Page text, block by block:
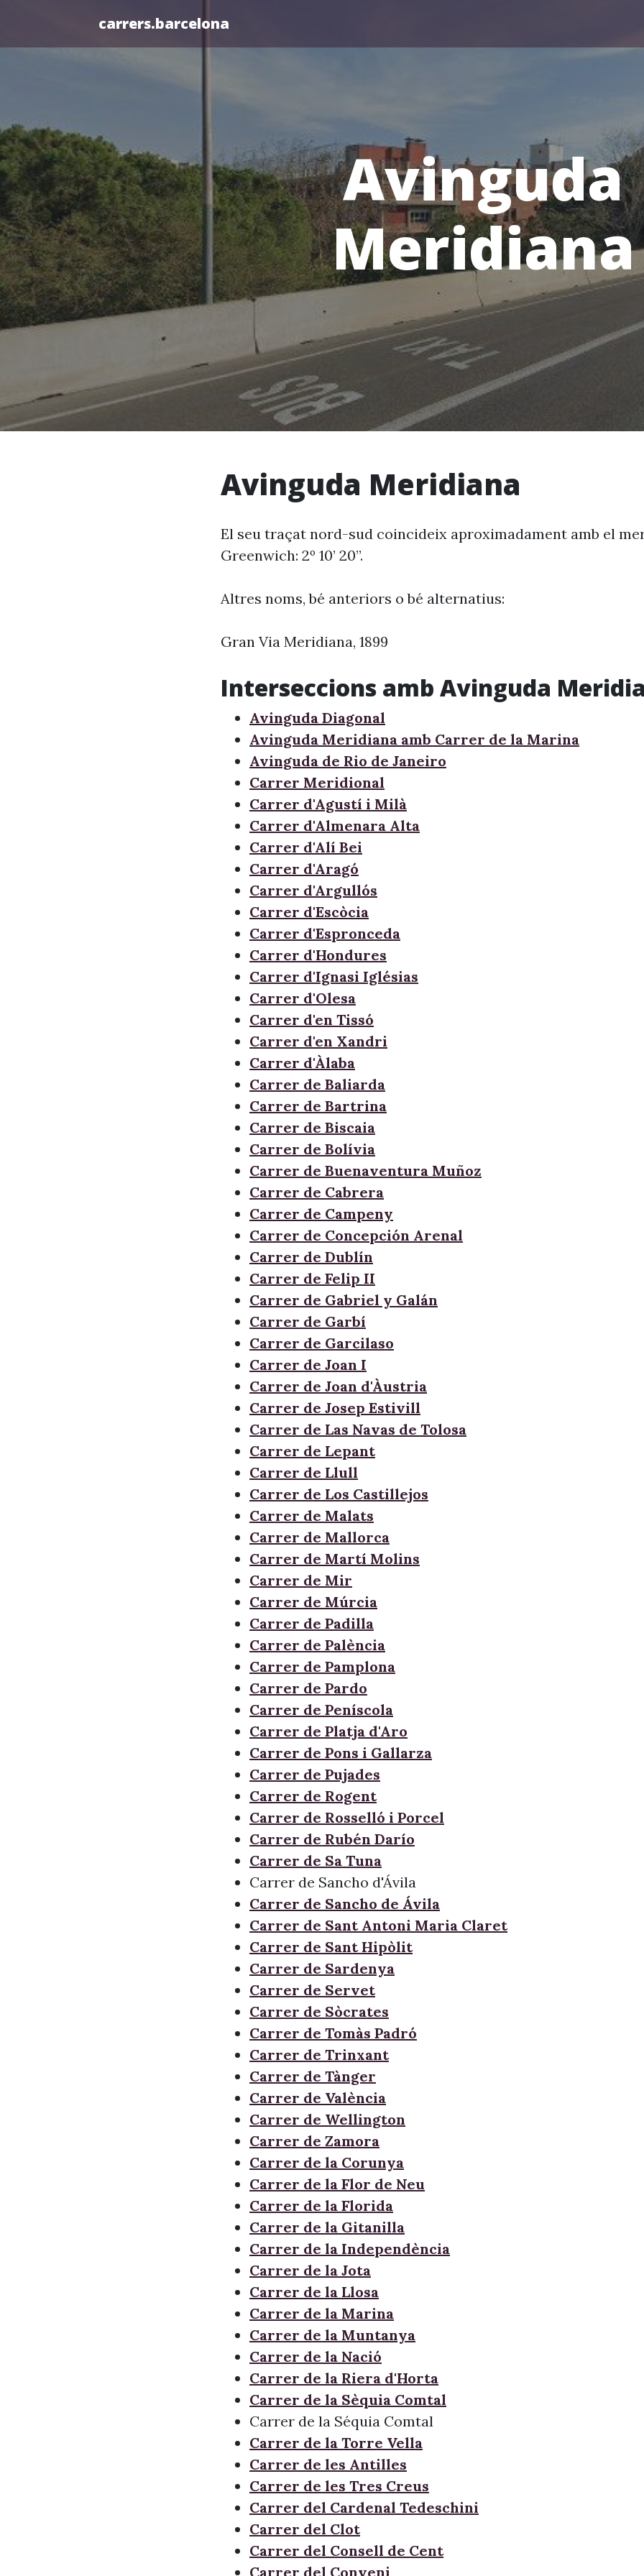
carrers.barcelona
Avinguda
Meridiana
Avinguda Meridiana
El seu traçat nord-sud coincideix aproximadament amb el
Greenwich: 2º 10’ 20’’.
Altres noms, bé anteriors o bé alternatius:
Gran Via Meridiana, 1899
Interseccions amb Avinguda
Avinguda Diagonal
Avinguda Meridiana amb Carrer de la Marina
Avinguda de Rio de Janeiro
Carrer Meridional
Carrer d'Agustí i Milà
Carrer d'Almenara Alta
Carrer d'Alí Bei
Carrer d'Aragó
Carrer d'Argullós
Carrer d'Escòcia
Carrer d'Espronceda
Carrer d'Hondures
Carrer d'Ignasi Iglésias
Carrer d'Olesa
Carrer d'en Tissó
Carrer d'en Xandri
Carrer d'Àlaba
Carrer de Baliarda
Carrer de Bartrina
Carrer de Biscaia
Carrer de Bolívia
Carrer de Buenaventura Muñoz
Carrer de Cabrera
Carrer de Campeny
Carrer de Concepción Arenal
Carrer de Dublín
Carrer de Felip II
Carrer de Gabriel y Galán
Carrer de Garbí
Carrer de Garcilaso
Carrer de Joan I
Carrer de Joan d'Àustria
Carrer de Josep Estivill
Carrer de Las Navas de Tolosa
Carrer de Lepant
Carrer de Llull
Carrer de Los Castillejos
Carrer de Malats
Carrer de Mallorca
Carrer de Martí Molins
Carrer de Mir
Carrer de Múrcia
Carrer de Padilla
Carrer de Palència
Carrer de Pamplona
Carrer de Pardo
Carrer de Peníscola
Carrer de Platja d'Aro
Carrer de Pons i Gallarza
Carrer de Pujades
Carrer de Rogent
Carrer de Rosselló i Porcel
Carrer de Rubén Darío
Carrer de Sa Tuna
Carrer de Sancho d'Ávila
Carrer de Sancho de Ávila
Carrer de Sant Antoni Maria Claret
Carrer de Sant Hipòlit
Carrer de Sardenya
Carrer de Servet
Carrer de Sòcrates
Carrer de Tomàs Padró
Carrer de Trinxant
Carrer de Tànger
Carrer de València
Carrer de Wellington
Carrer de Zamora
Carrer de la Corunya
Carrer de la Flor de Neu
Carrer de la Florida
Carrer de la Gitanilla
Carrer de la Independència
Carrer de la Jota
Carrer de la Llosa
Carrer de la Marina
Carrer de la Muntanya
Carrer de la Nació
Carrer de la Riera d'Horta
Carrer de la Sèquia Comtal
Carrer de la Séquia Comtal
Carrer de la Torre Vella
Carrer de les Antilles
Carrer de les Tres Creus
Carrer del Cardenal Tedeschini
Carrer del Clot
Carrer del Consell de Cent
Carrer del Conveni